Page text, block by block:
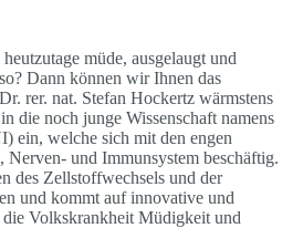
müde, ausgelaugt und
Dann können wir Ihnen das
rer. nat. Stefan Hockertz wärmstens
die noch junge Wissenschaft namens
ein, welche sich mit den engen
Nerven- und Immunsystem beschäftig.
des Zellstoffwechsels und der
und kommt auf innovative und
Volkskrankheit Müdigkeit und